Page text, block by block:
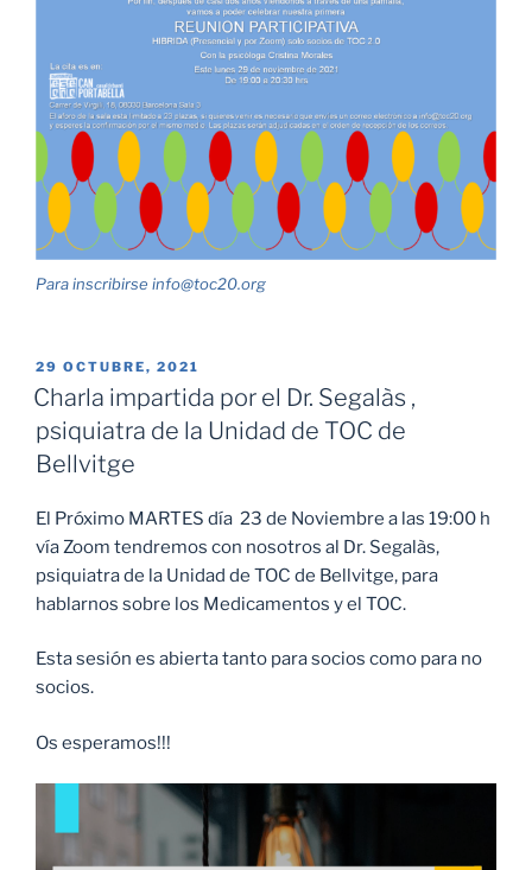
Para inscribirse info@toc20.org
PUBLICADO
EL
29 OCTUBRE, 2021
Charla impartida por el Dr. Segalàs ,
psiquiatra de la Unidad de TOC de
Bellvitge
El Próximo MARTES día 23 de Noviembre a las 19:00 h
vía Zoom tendremos con nosotros al Dr. Segalàs,
psiquiatra de la Unidad de TOC de Bellvitge, para
hablarnos sobre los Medicamentos y el TOC.
Esta sesión es abierta tanto para socios como para no
socios.
Os esperamos!!!